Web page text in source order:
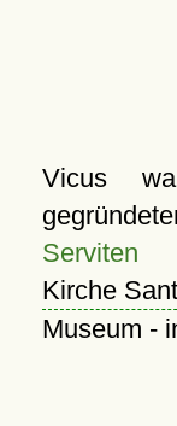
Vicus
Serviten
Kirche
Museum -